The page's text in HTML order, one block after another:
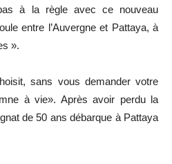
à la règle avec ce nouveau
entre l’Auvergne et Pattaya, à
».
sans vous demander votre
à vie». Après avoir perdu la
de 50 ans débarque à Pattaya